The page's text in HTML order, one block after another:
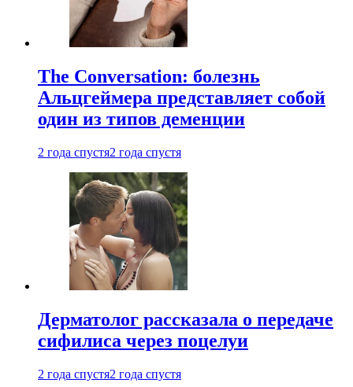
The Conversation: болезнь
Альцгеймера представляет собой
один из типов деменции
2 года спустя2 года спустя
Дерматолог рассказала о передаче
сифилиса через поцелуи
2 года спустя2 года спустя